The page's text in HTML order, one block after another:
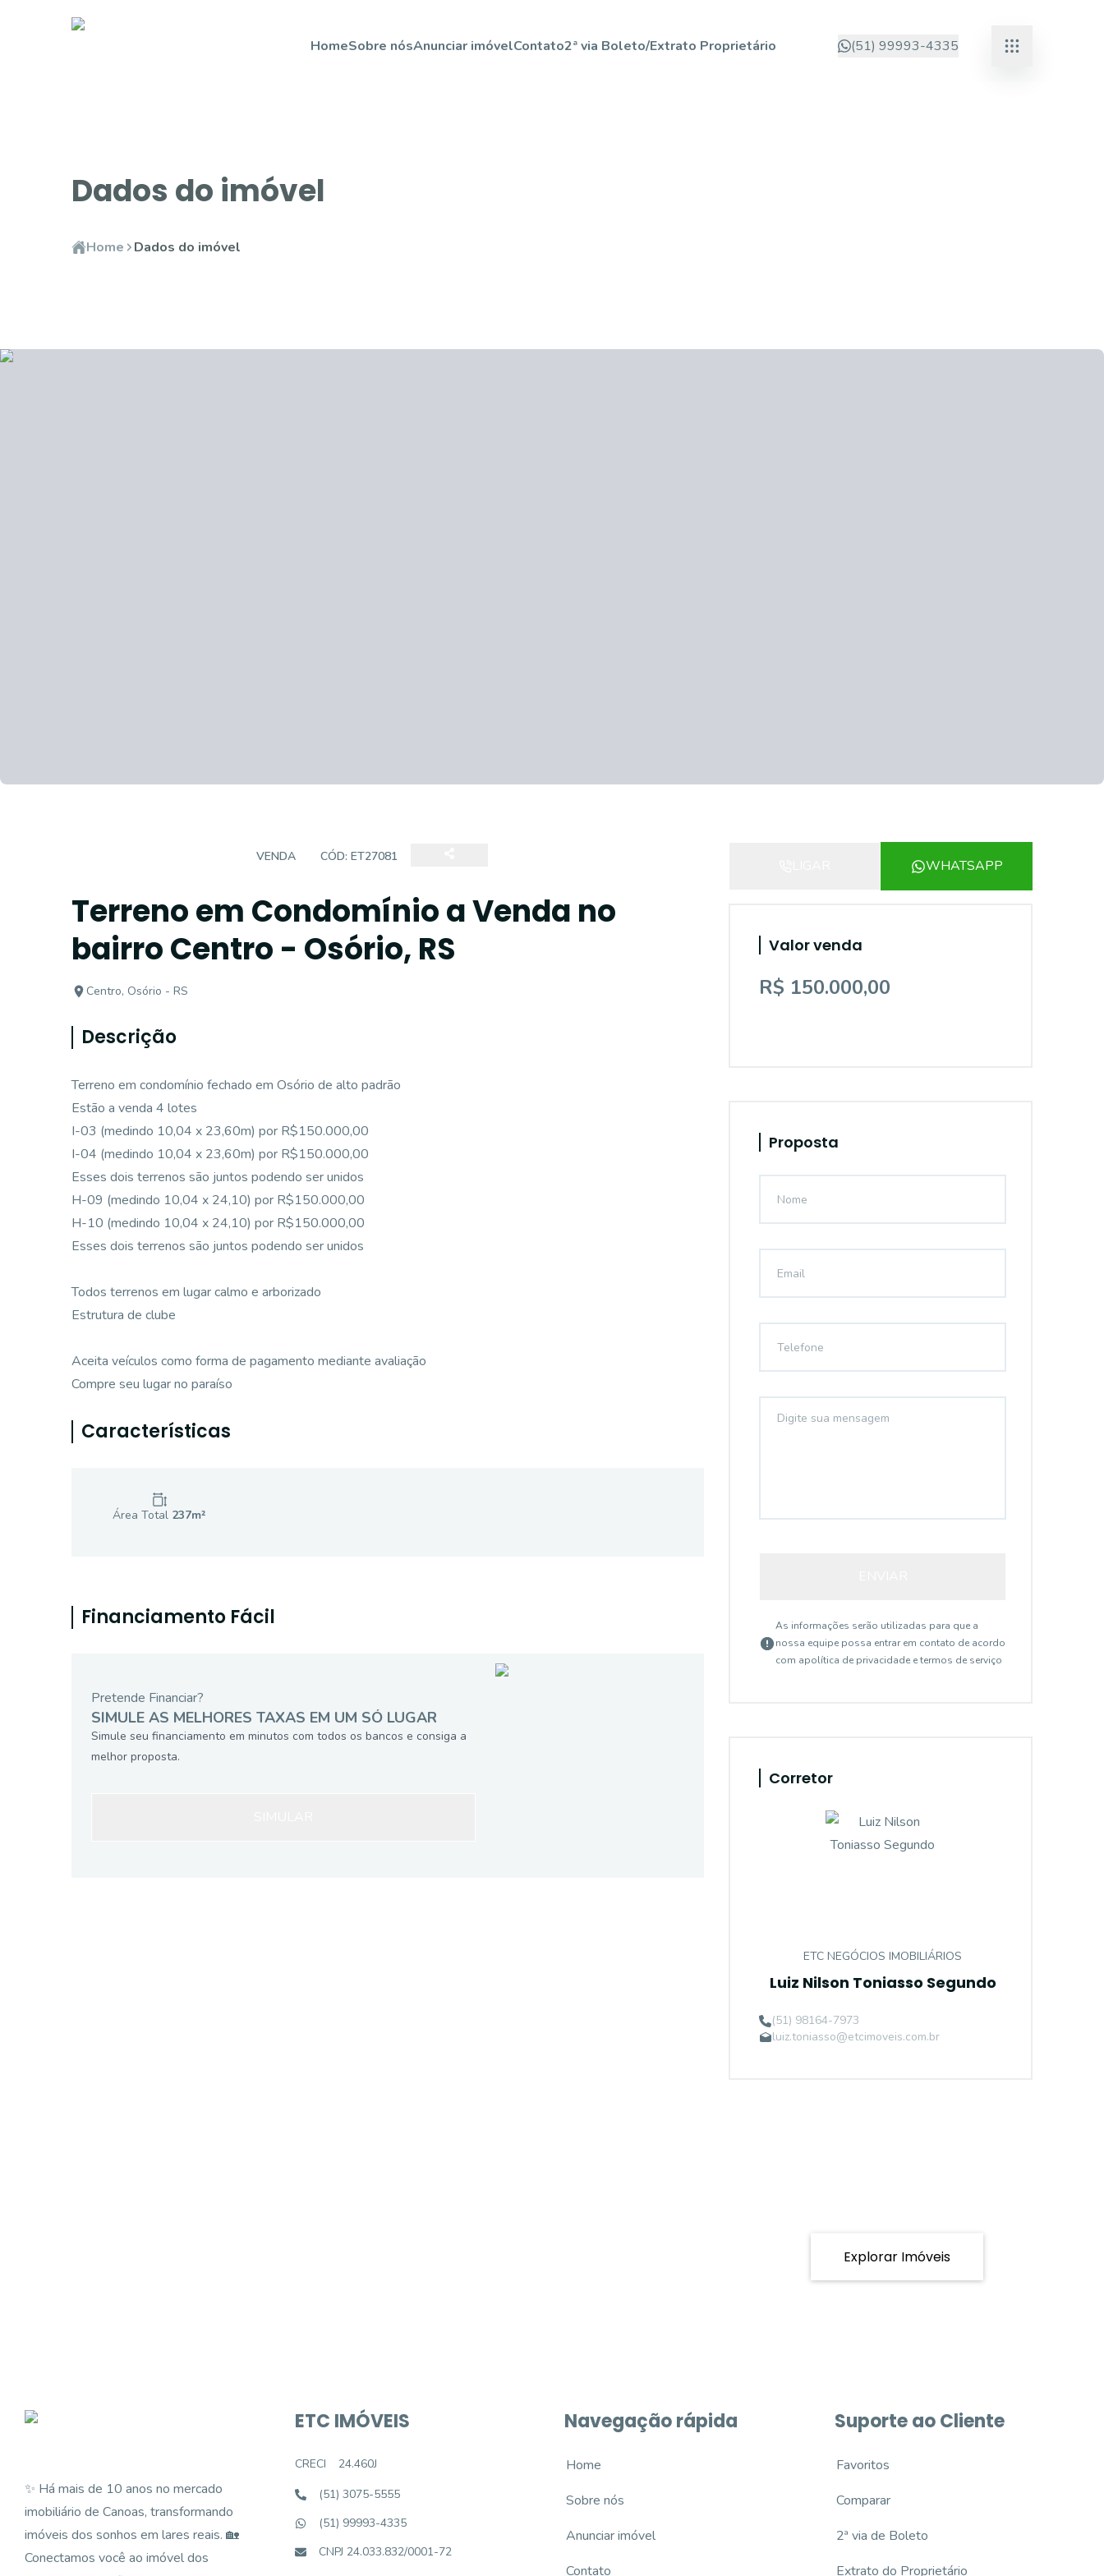
HomeSobre nósAnunciar imóvelContato2ª via Boleto/Extrato Proprietário (51) 99993-4335
Dados do imóvel
Home Dados do imóvel
VENDA CÓD: ET27081
Terreno em Condomínio a Venda no
bairro Centro - Osório, RS
Centro, Osório - RS
Descrição
Terreno em condomínio fechado em Osório de alto padrão
Estão a venda 4 lotes
I-03 (medindo 10,04 x 23,60m) por R$150.000,00
I-04 (medindo 10,04 x 23,60m) por R$150.000,00
Esses dois terrenos são juntos podendo ser unidos
H-09 (medindo 10,04 x 24,10) por R$150.000,00
H-10 (medindo 10,04 x 24,10) por R$150.000,00
Esses dois terrenos são juntos podendo ser unidos
Todos terrenos em lugar calmo e arborizado
Estrutura de clube
Aceita veículos como forma de pagamento mediante avaliação
Compre seu lugar no paraíso
Características
Área Total 237m²
Financiamento Fácil
Pretende Financiar?
SIMULE AS MELHORES TAXAS EM UM SÓ LUGAR
Simule seu financiamento em minutos com todos os bancos e consiga a
melhor proposta.
WHATSAPP
Valor venda
R$ 150.000,00
Proposta
As informações serão utilizadas para que a
nossa equipe possa entrar em contato de acordo
com apolítica de privacidade e termos de serviço
Corretor
ETC NEGÓCIOS IMOBILIÁRIOS
Luiz Nilson Toniasso Segundo
(51) 98164-7973
luiz.toniasso@etcimoveis.com.br
Explorar Imóveis
✨ Há mais de 10 anos no mercado
imobiliário de Canoas, transformando
imóveis dos sonhos em lares reais. 🏡
Conectamos você ao imóvel dos
ETC IMÓVEIS
CRECI
24.460J
(51) 3075-5555
(51) 99993-4335
CNPJ 24.033.832/0001-72
Navegação rápida
Home
Sobre nós
Anunciar imóvel
Contato
Suporte ao Cliente
Favoritos
Comparar
2ª via de Boleto
Extrato do Proprietário